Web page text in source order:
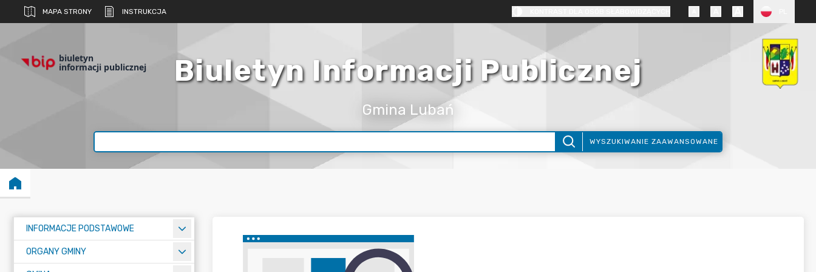
MAPA STRONY INSTRUKCJA
biuletyn
informacji publicznej Biuletyn Informacji Publicznej
Gmina Lubań
WYSZUKIWANIE ZAAWANSOWANE
INFORMACJE PODSTAWOWE
ORGANY GMINY